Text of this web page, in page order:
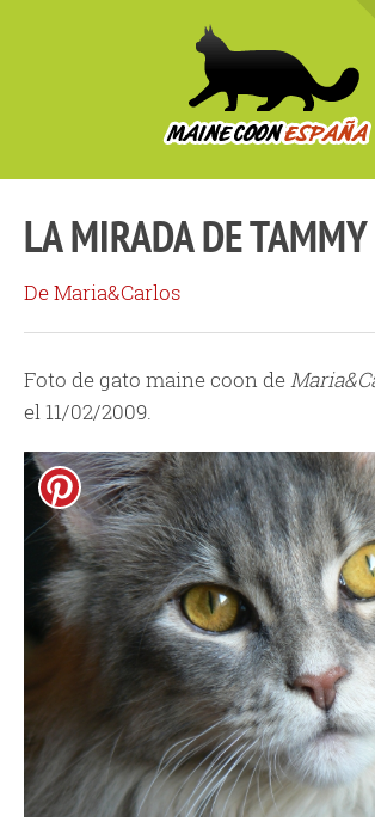
LA MIRADA DE TAMMY
De Maria&Carlos
Foto de gato maine coon de
el 11/02/2009.